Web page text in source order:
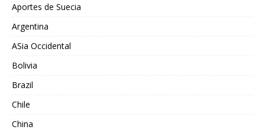
Aportes de Suecia
Argentina
ASia Occidental
Bolivia
Brazil
Chile
China